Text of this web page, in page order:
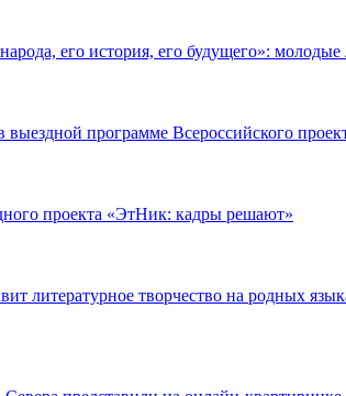
его история, его будущего»:
выездной программе Всероссийского
проекта «ЭтНик: кадры решают»
литературное творчество на родных